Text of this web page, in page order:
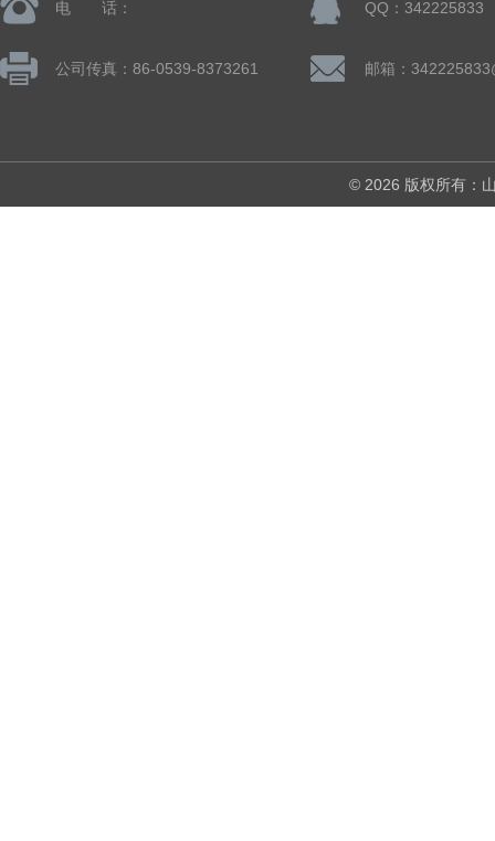
电 话： QQ：342225833
公司传真：86-0539-8373261 邮箱：
© 2026 版权所有：